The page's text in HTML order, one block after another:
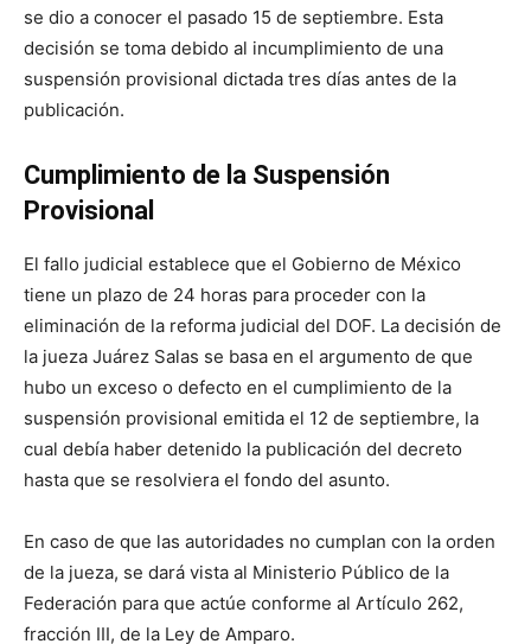
se dio a conocer el pasado 15 de septiembre. Esta
decisión se toma debido al incumplimiento de una
suspensión provisional dictada tres días antes de la
publicación.
Cumplimiento de la Suspensión
Provisional
El fallo judicial establece que el Gobierno de México
tiene un plazo de 24 horas para proceder con la
eliminación de la reforma judicial del DOF. La decisión de
la jueza Juárez Salas se basa en el argumento de que
hubo un exceso o defecto en el cumplimiento de la
suspensión provisional emitida el 12 de septiembre, la
cual debía haber detenido la publicación del decreto
hasta que se resolviera el fondo del asunto.
En caso de que las autoridades no cumplan con la orden
de la jueza, se dará vista al Ministerio Público de la
Federación para que actúe conforme al Artículo 262,
fracción III, de la Ley de Amparo.